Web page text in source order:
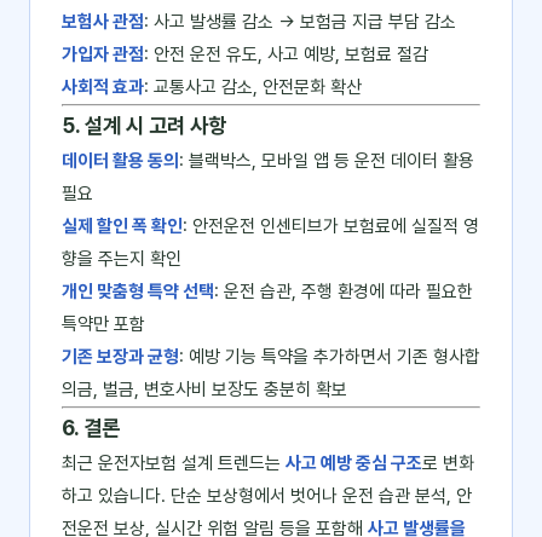
보험사 관점: 사고 발생률 감소 → 보험금 지급 부담 감소
가입자 관점: 안전 운전 유도, 사고 예방, 보험료 절감
사회적 효과: 교통사고 감소, 안전문화 확산
5. 설계 시 고려 사항
데이터 활용 동의 : 블랙박스, 모바일 앱 등 운전 데이터 활용
필요
실제 할인 폭 확인: 안전운전 인센티브가 보험료에 실질적 영
향을 주는지 확인
개인 맞춤형 특약 선택: 운전 습관, 주행 환경에 따라 필요한
특약만 포함
기존 보장과 균형: 예방 기능 특약을 추가하면서 기존 형사합
의금, 벌금, 변호사비 보장도 충분히 확보
6. 결론
최근 운전자보험 설계 트렌드는 사고 예방 중심 구조로 변화
하고 있습니다. 단순 보상형에서 벗어나 운전 습관 분석, 안
전운전 보상, 실시간 위험 알림 등을 포함해 사고 발생률을